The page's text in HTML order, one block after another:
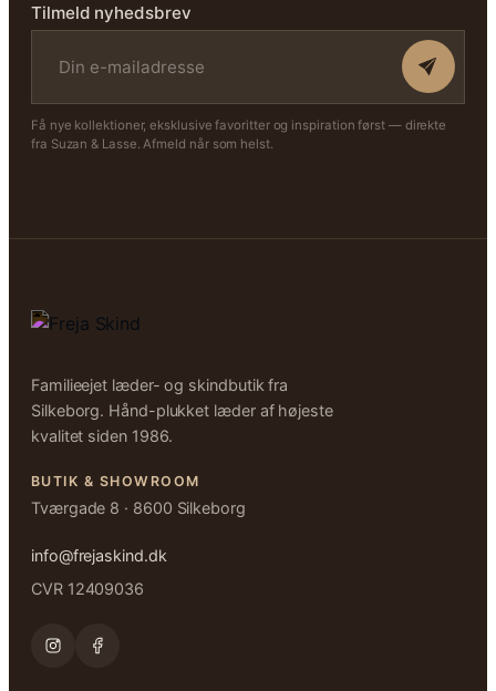
Tilmeld nyhedsbrev
Få nye kollektioner, eksklusive favoritter og inspiration først — direkte
fra Suzan & Lasse. Afmeld når som helst.
Familieejet læder- og skindbutik fra
Silkeborg. Hånd-plukket læder af højeste
kvalitet siden 1986.
BUTIK & SHOWROOM
Tværgade 8 · 8600 Silkeborg
info@frejaskind.dk
CVR 12409036